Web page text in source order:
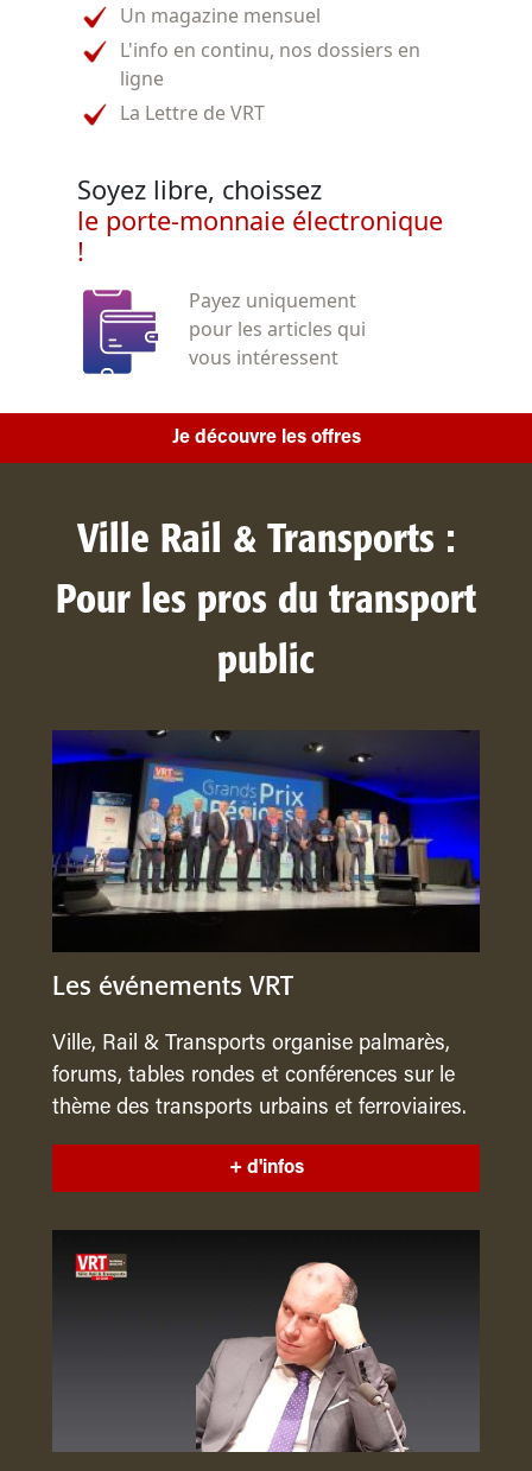
Un magazine mensuel
L'info en continu, nos dossiers en
ligne
La Lettre de VRT
Soyez libre, choissez
le porte-monnaie électronique
!
Payez uniquement
pour les articles qui
vous intéressent
Je découvre les offres
Ville Rail & Transports :
Pour les pros du transport
public
Les événements VRT
Ville, Rail & Transports organise palmarès,
forums, tables rondes et conférences sur le
thème des transports urbains et ferroviaires.
+ d'infos